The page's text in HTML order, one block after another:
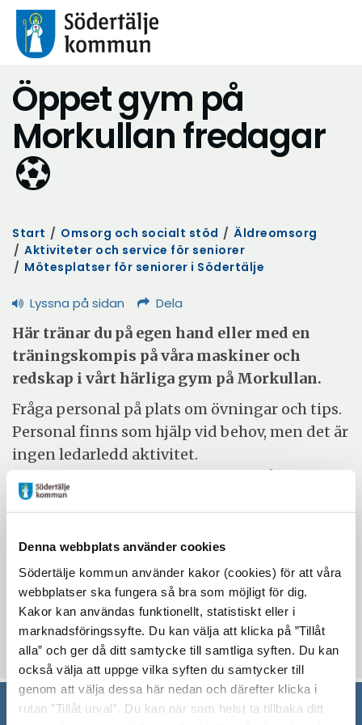
Denna webbplats använder cookies
Södertälje kommun använder kakor (cookies) för att våra
webbplatser ska fungera så bra som möjligt för dig.
Kakor kan användas funktionellt, statistiskt eller i
marknadsföringssyfte. Du kan välja att klicka på ”Tillåt
alla” och ger då ditt samtycke till samtliga syften. Du kan
också välja att uppge vilka syften du samtycker till
genom att välja dessa här nedan och därefter klicka i
rutan ”Tillåt urval”. Du kan när som helst ta tillbaka ditt
Öppet gym på
Morkullan fredagar
Start / Omsorg och socialt stöd / Äldreomsorg
/ Aktiviteter och service för seniorer
/ Mötesplatser för seniorer i Södertälje
Lyssna på sidan Dela
Här tränar du på egen hand eller med en
träningskompis på våra maskiner och
redskap i vårt härliga gym på Morkullan.
Fråga personal på plats om övningar och tips.
Personal finns som hjälp vid behov, men det är
ingen ledarledd aktivitet.
finns att tillgå!
Evenemangsinformation
Mötesplatsen Morkullan
fredag 17 januari 2025 - fredag 11 april 2025
11:15 - 15:00